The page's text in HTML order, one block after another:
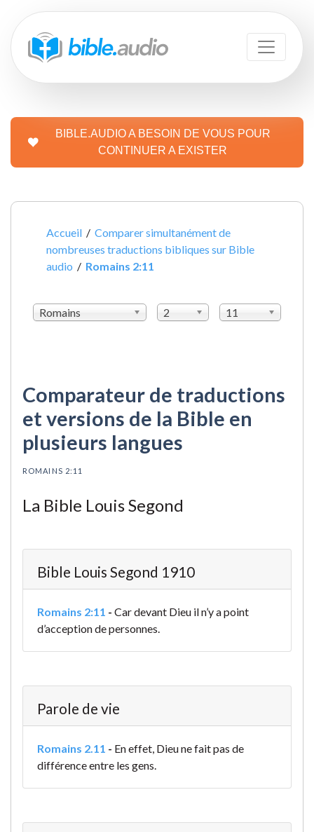
BIBLE.AUDIO A BESOIN DE VOUS POUR
CONTINUER A EXISTER
Accueil /Comparer simultanément de
nombreuses traductions bibliques sur Bible
audio / Romains 2:11
Romains 2 11
Comparateur de traductions
et versions de la Bible en
plusieurs langues
ROMAINS 2:11
La Bible Louis Segond
Bible Louis Segond 1910
Romains 2:11 - Car devant Dieu il n’y a point
d’acception de personnes.
Parole de vie
Romains 2.11 - En effet, Dieu ne fait pas de
différence entre les gens.